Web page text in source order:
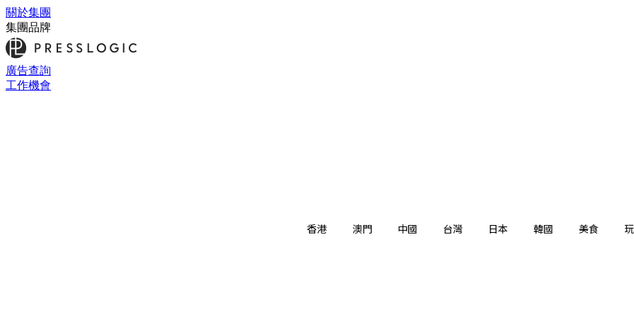
關於集團
集團品牌
廣告查詢
工作機會
香港 澳門 中國 台灣 日本 韓國 美食